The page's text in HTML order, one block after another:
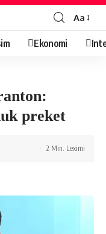
Aa
Ekonomi
preket
2 Min. Leximi